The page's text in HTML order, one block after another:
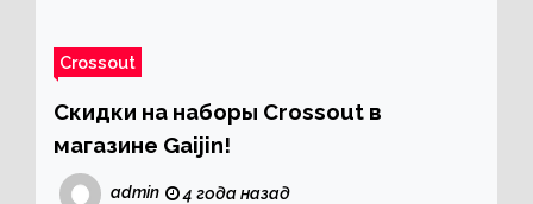
Crossout
Скидки на наборы Crossout в
магазине Gaijin!
admin 4 года назад